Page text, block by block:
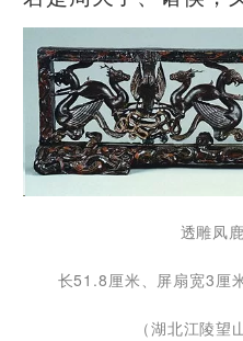
透雕凤
长51.8厘米、屏扇宽3厘
（湖北江陵望